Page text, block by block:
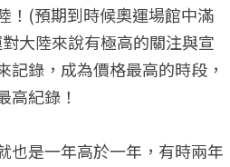
！(預期到時候奧運場館中滿
大陸來說有極高的關注與宣
錄，成為價格最高的時段，
高紀錄！
也是一年高於一年，有時兩年